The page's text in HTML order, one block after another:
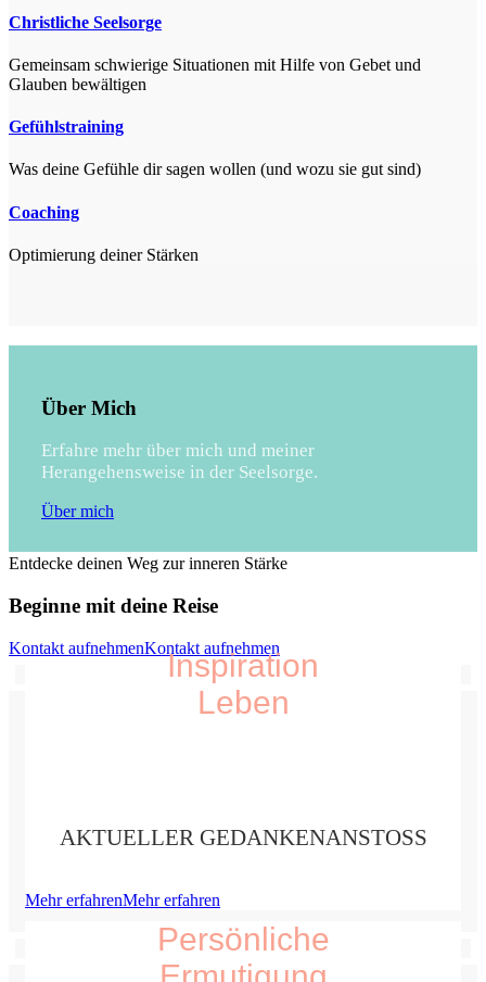
Christliche Seelsorge
Gemeinsam schwierige Situationen mit Hilfe von Gebet und
Glauben bewältigen
Gefühlstraining
Was deine Gefühle dir sagen wollen (und wozu sie gut sind)
Coaching
Optimierung deiner Stärken
Über Mich
Erfahre mehr über mich und meiner
Herangehensweise in der Seelsorge.
Über mich
Entdecke deinen Weg zur inneren Stärke
Beginne mit deine Reise
Kontakt aufnehmenKontakt aufnehmen
Inspiration
Leben
AKTUELLER GEDANKENANSTOSS
Mehr erfahrenMehr erfahren
Persönliche